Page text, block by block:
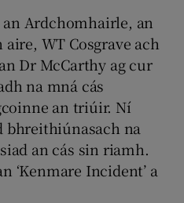
Ardchomhairle, an
WT Cosgrave ach
Dr McCarthy ag cur
na mná cás
an triúir. Ní
bhreithiúnasach na
an cás sin riamh.
‘Kenmare Incident’ a